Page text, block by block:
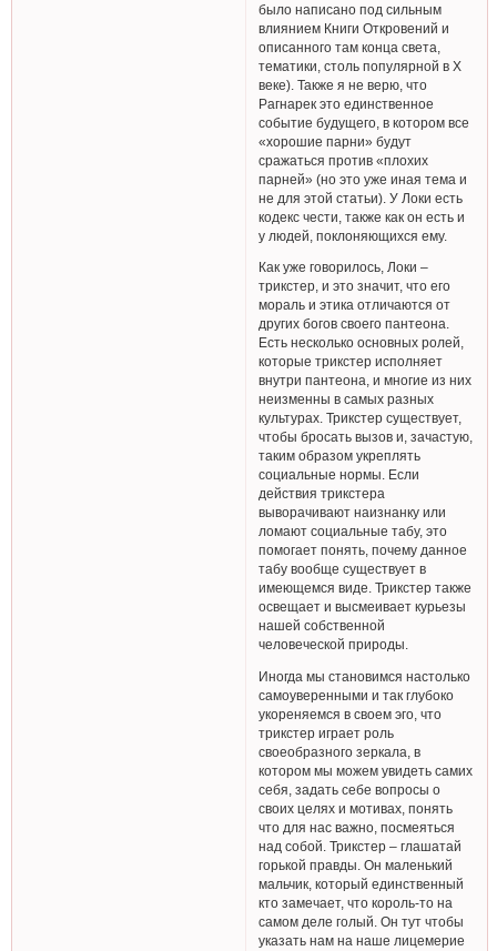
было написано под сильным
влиянием Книги Откровений и
описанного там конца света,
тематики, столь популярной в Х
веке). Также я не верю, что
Рагнарек это единственное
событие будущего, в котором все
«хорошие парни» будут
сражаться против «плохих
парней» (но это уже иная тема и
не для этой статьи). У Локи есть
кодекс чести, также как он есть и
у людей, поклоняющихся ему.
Как уже говорилось, Локи –
трикстер, и это значит, что его
мораль и этика отличаются от
других богов своего пантеона.
Есть несколько основных ролей,
которые трикстер исполняет
внутри пантеона, и многие из них
неизменны в самых разных
культурах. Трикстер существует,
чтобы бросать вызов и, зачастую,
таким образом укреплять
социальные нормы. Если
действия трикстера
выворачивают наизнанку или
ломают социальные табу, это
помогает понять, почему данное
табу вообще существует в
имеющемся виде. Трикстер также
освещает и высмеивает курьезы
нашей собственной
человеческой природы.
Иногда мы становимся настолько
самоуверенными и так глубоко
укореняемся в своем эго, что
трикстер играет роль
своеобразного зеркала, в
котором мы можем увидеть самих
себя, задать себе вопросы о
своих целях и мотивах, понять
что для нас важно, посмеяться
над собой. Трикстер – глашатай
горькой правды. Он маленький
мальчик, который единственный
кто замечает, что король-то на
самом деле голый. Он тут чтобы
указать нам на наше лицемерие